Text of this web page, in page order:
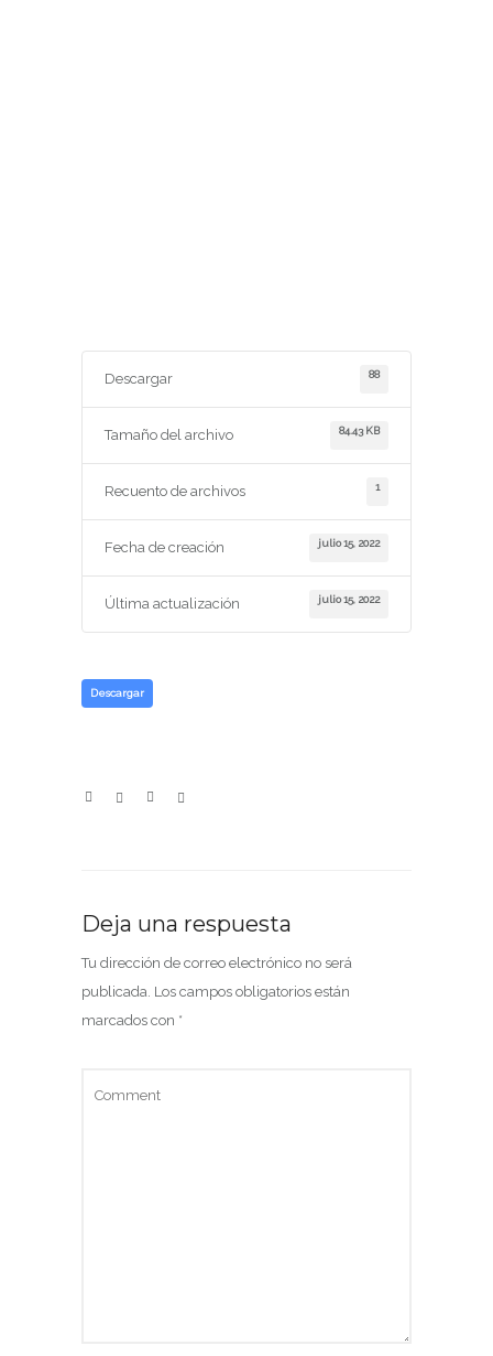
Descargar 88
Tamaño del archivo 84.43 KB
Recuento de archivos 1
Fecha de creación julio 15, 2022
Última actualización julio 15, 2022
Descargar
Deja una respuesta
Tu dirección de correo electrónico no será
publicada. Los campos obligatorios están
marcados con *